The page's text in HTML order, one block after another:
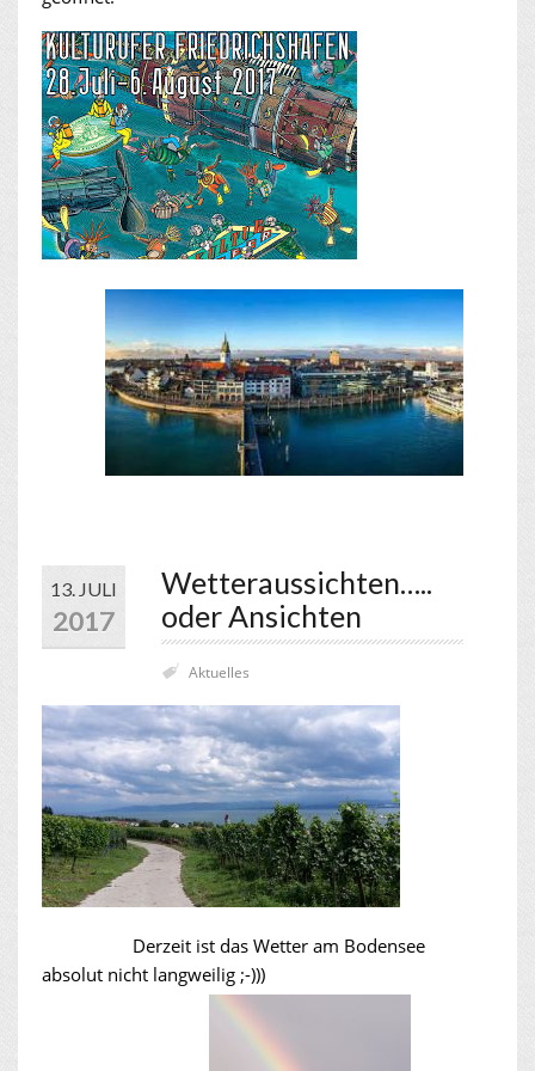
13. JULI
2017
Wetteraussichten…..
oder Ansichten
Aktuelles
Derzeit ist das Wetter am Bodensee
absolut nicht langweilig ;-)))